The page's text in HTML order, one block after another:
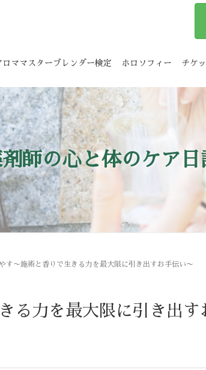
ロママスターブレンダー検定 ホロソフィー チケ
師の心と体のケア日
す〜施術と香りで生きる力を最大限に引き出すお手伝い〜
る力を最大限に引き出す